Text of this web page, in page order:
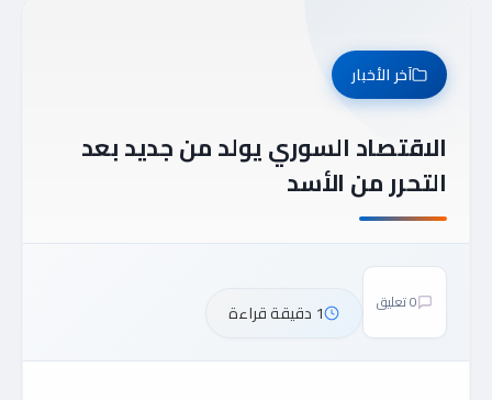
آخر الأخبار
الاقتصاد السوري يولد من جديد بعد
التحرر من الأسد
0 تعليق 1 دقيقة قراءة